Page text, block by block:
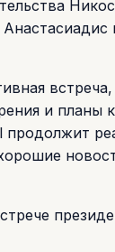
и планы